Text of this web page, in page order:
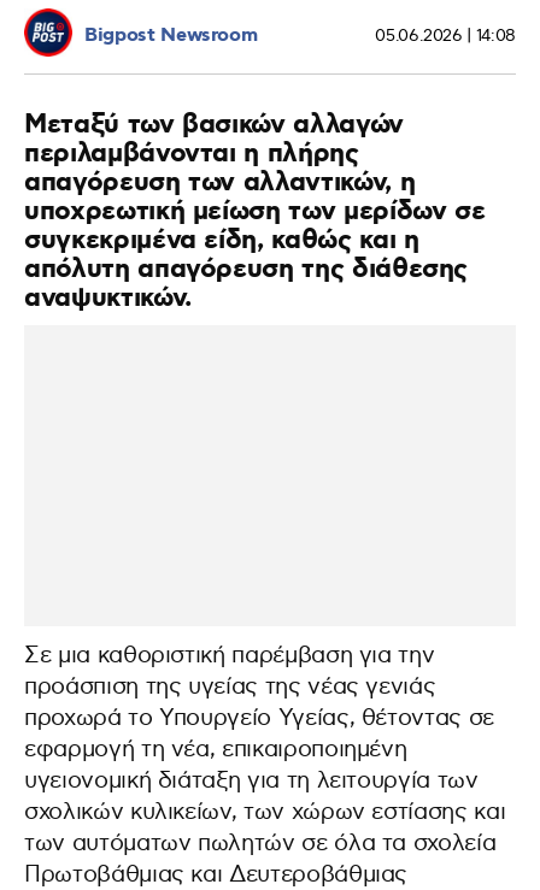
Bigpost Newsroom 05.06.2026 | 14:08
Μεταξύ των βασικών αλλαγών
περιλαμβάνονται η πλήρης
απαγόρευση των αλλαντικών, η
υποχρεωτική μείωση των μερίδων σε
συγκεκριμένα είδη, καθώς και η
απόλυτη απαγόρευση της διάθεσης
αναψυκτικών.
Σε μια καθοριστική παρέμβαση για την
προάσπιση της υγείας της νέας γενιάς
προχωρά το Υπουργείο Υγείας, θέτοντας σε
εφαρμογή τη νέα, επικαιροποιημένη
υγειονομική διάταξη για τη λειτουργία των
σχολικών κυλικείων, των χώρων εστίασης και
των αυτόματων πωλητών σε όλα τα σχολεία
Πρωτοβάθμιας και Δευτεροβάθμιας